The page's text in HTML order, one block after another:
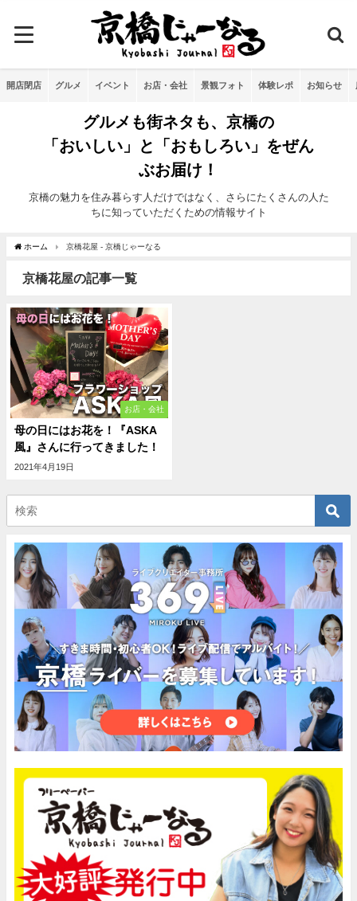
開店閉店 グルメ イベント お店・会社 景観フォト 体験レポ お知らせ
グルメも街ネタも、京橋の
「おいしい」と「おもしろい」をぜん
ぶお届け！
京橋の魅力を住み暮らす人だけではなく、さらにたくさんの人た
ちに知っていただくための情報サイト
ホーム 京橋花屋 - 京橋じゃーなる
京橋花屋の記事一覧
お店・会社
母の日にはお花を！『ASKA
風』さんに行ってきました！
2021年4月19日